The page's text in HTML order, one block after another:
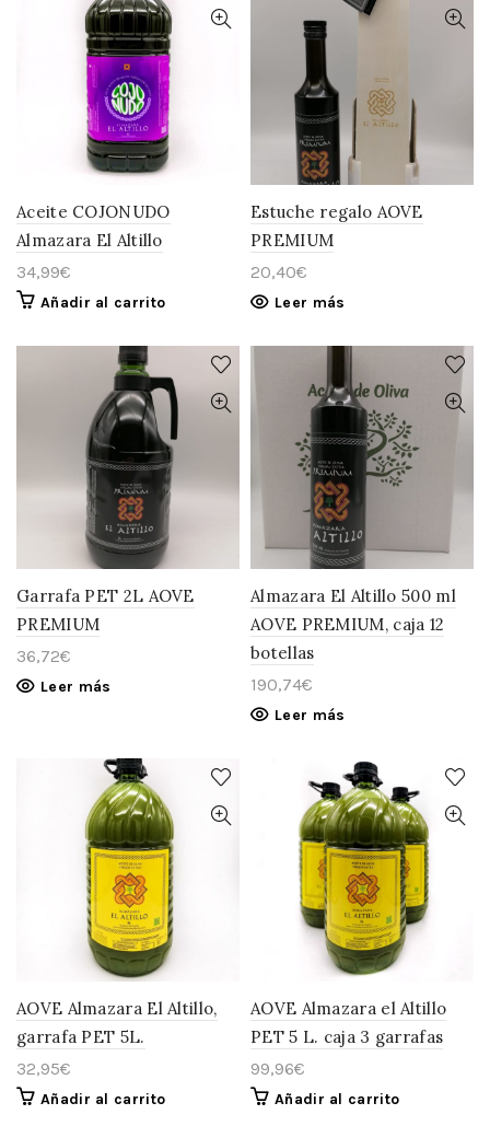
Aceite COJONUDO
Almazara El Altillo
34,99€
Añadir al carrito
Estuche regalo AOVE
PREMIUM
20,40€
Leer más
Garrafa PET 2L AOVE
PREMIUM
36,72€
Leer más
Almazara El Altillo 500 ml
AOVE PREMIUM, caja 12
botellas
190,74€
Leer más
AOVE Almazara El Altillo,
garrafa PET 5L.
32,95€
Añadir al carrito
AOVE Almazara el Altillo
PET 5 L. caja 3 garrafas
99,96€
Añadir al carrito